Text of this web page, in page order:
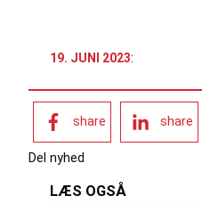
19. JUNI 2023:
share share
Del nyhed
LÆS OGSÅ